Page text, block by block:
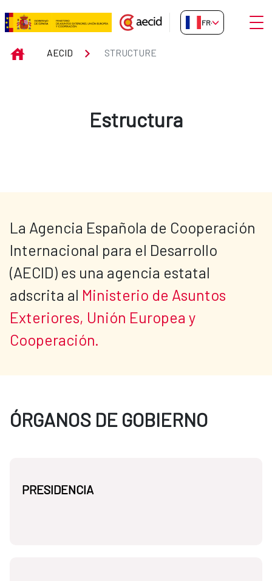
Saut au contenu principal
Structure
FR-FR
INICIOAECID STRUCTURE
Estructura
La Agencia Española de Cooperación
Internacional para el Desarrollo
(AECID) es una agencia estatal
adscrita al Ministerio de Asuntos
Exteriores, Unión Europea y
Cooperación.
ÓRGANOS DE GOBIERNO
PRESIDENCIA